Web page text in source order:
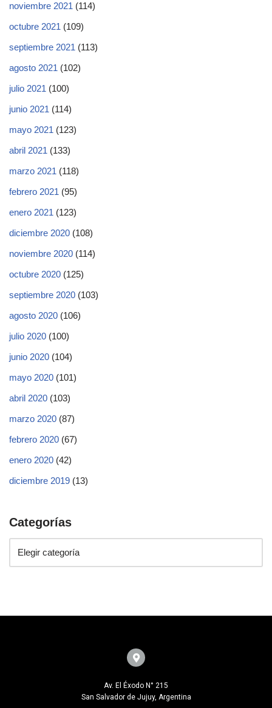
noviembre 2021 (114)
octubre 2021 (109)
septiembre 2021 (113)
agosto 2021 (102)
julio 2021 (100)
junio 2021 (114)
mayo 2021 (123)
abril 2021 (133)
marzo 2021 (118)
febrero 2021 (95)
enero 2021 (123)
diciembre 2020 (108)
noviembre 2020 (114)
octubre 2020 (125)
septiembre 2020 (103)
agosto 2020 (106)
julio 2020 (100)
junio 2020 (104)
mayo 2020 (101)
abril 2020 (103)
marzo 2020 (87)
febrero 2020 (67)
enero 2020 (42)
diciembre 2019 (13)
Categorías
Av. El Éxodo N° 215
San Salvador de Jujuy, Argentina